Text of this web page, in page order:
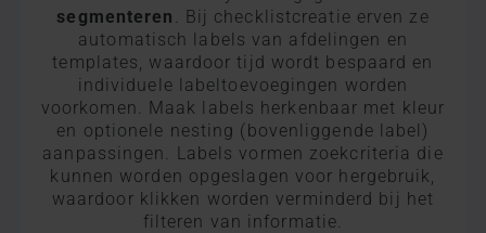
segmenteren . Bij checklistcreatie erven ze
automatisch labels van afdelingen en
templates, waardoor tijd wordt bespaard en
individuele labeltoevoegingen worden
voorkomen. Maak labels herkenbaar met kleur
en optionele nesting (bovenliggende label)
aanpassingen. Labels vormen zoekcriteria die
kunnen worden opgeslagen voor hergebruik,
waardoor klikken worden verminderd bij het
filteren van informatie.